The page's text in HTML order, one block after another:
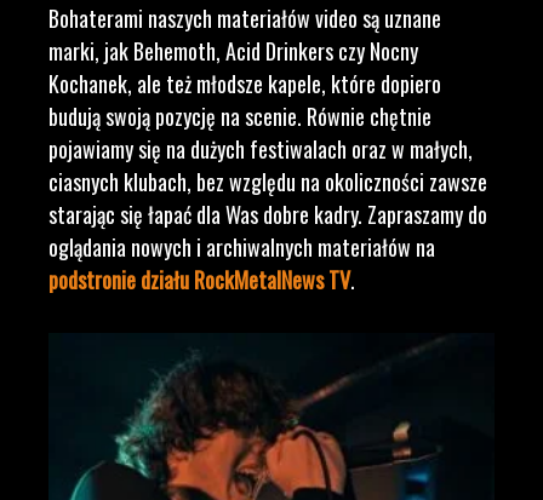
Bohaterami naszych materiałów video są uznane
marki, jak Behemoth, Acid Drinkers czy Nocny
Kochanek, ale też młodsze kapele, które dopiero
budują swoją pozycję na scenie. Równie chętnie
pojawiamy się na dużych festiwalach oraz w małych,
ciasnych klubach, bez względu na okoliczności zawsze
starając się łapać dla Was dobre kadry. Zapraszamy do
oglądania nowych i archiwalnych materiałów na
podstronie działu RockMetalNews TV.